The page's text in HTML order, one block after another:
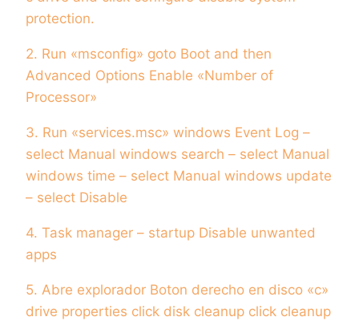
protection.
2. Run «msconfig» goto Boot and then
Advanced Options Enable «Number of
Processor»
3. Run «services.msc» windows Event Log –
select Manual windows search – select Manual
windows time – select Manual windows update
– select Disable
4. Task manager – startup Disable unwanted
apps
5. Abre explorador Boton derecho en disco «c»
drive properties click disk cleanup click cleanup